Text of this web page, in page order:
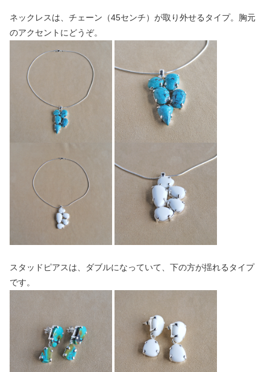
ネックレスは、チェーン（45センチ）が取り外せるタイプ。胸元
のアクセントにどうぞ。
スタッドピアスは、ダブルになっていて、下の方が揺れるタイプ
です。